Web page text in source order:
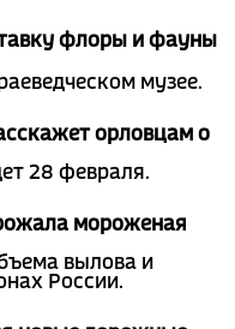
флоры и фауны
музее.
орловцам о
28 февраля.
мороженая
вылова и
России.